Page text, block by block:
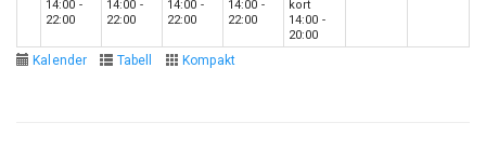
14:00 -
22:00
14:00 -
22:00
14:00 -
22:00
14:00 -
22:00
kort
14:00 -
20:00
Kalender Tabell Kompakt